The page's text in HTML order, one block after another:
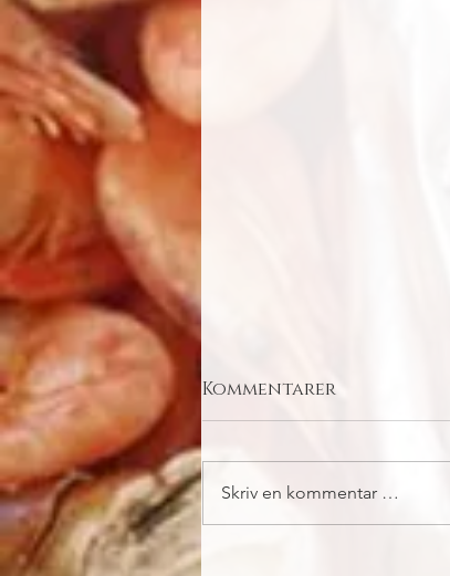
SKREIEN
Kommentarer
Skriv en kommentar …